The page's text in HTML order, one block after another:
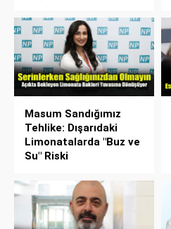
Masum Sandığımız
Tehlike: Dışarıdaki
Limonatalarda "Buz ve
Su" Riski